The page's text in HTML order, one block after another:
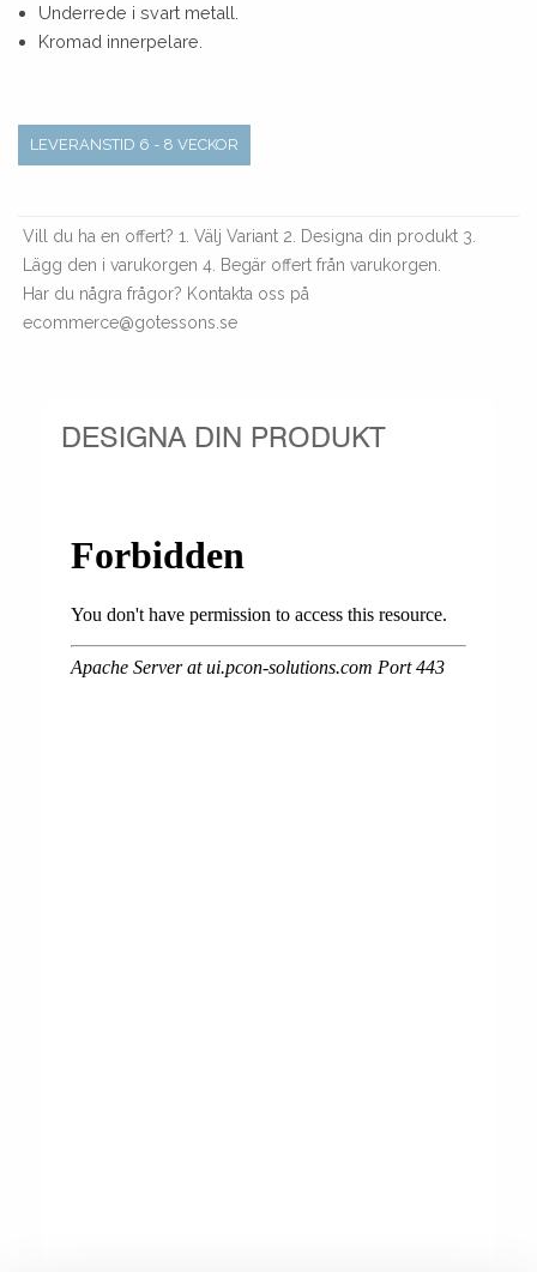
Underrede i svart metall.
Kromad innerpelare.
LEVERANSTID 6 - 8 VECKOR
Vill du ha en offert? 1. Välj Variant 2. Designa din produkt 3.
Lägg den i varukorgen 4. Begär offert från varukorgen.
Har du några frågor? Kontakta oss på
ecommerce@gotessons.se
DESIGNA DIN PRODUKT